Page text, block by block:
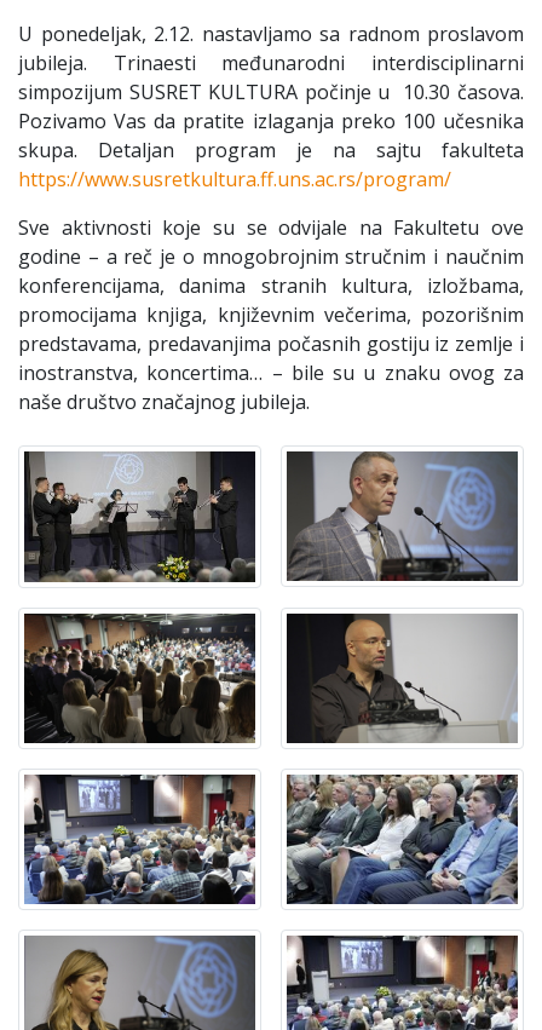
U ponedeljak, 2.12. nastavljamo sa radnom proslavom
jubileja. Trinaesti međunarodni interdisciplinarni
simpozijum SUSRET KULTURA počinje u 10.30 časova.
Pozivamo Vas da pratite izlaganja preko 100 učesnika
skupa. Detaljan program je na sajtu fakulteta
https://www.susretkultura.ff.uns.ac.rs/program/
Sve aktivnosti koje su se odvijale na Fakultetu ove
godine – a reč je o mnogobrojnim stručnim i naučnim
konferencijama, danima stranih kultura, izložbama,
promocijama knjiga, književnim večerima, pozorišnim
predstavama, predavanjima počasnih gostiju iz zemlje i
inostranstva, koncertima… – bile su u znaku ovog za
naše društvo značajnog jubileja.